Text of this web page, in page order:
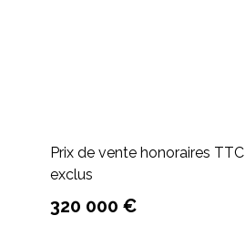
Prix de vente honoraires TTC
exclus
320 000 €